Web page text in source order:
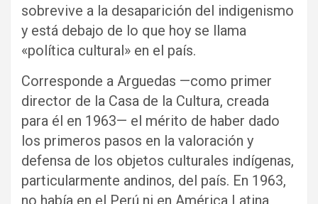
sobrevive a la desaparición del indigenismo
y está debajo de lo que hoy se llama
«política cultural» en el país.
Corresponde a Arguedas —como primer
director de la Casa de la Cultura, creada
para él en 1963— el mérito de haber dado
los primeros pasos en la valoración y
defensa de los objetos culturales indígenas,
particularmente andinos, del país. En 1963,
no había en el Perú ni en América Latina